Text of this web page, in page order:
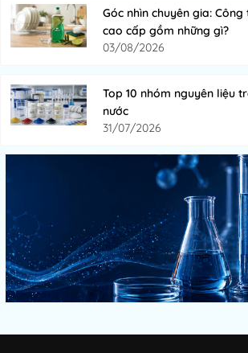
Góc nhìn chuyên gia:
cao cấp gồm những gì?
03/08/2026
Top 10 nhóm nguyên liệu
nước
31/07/2026